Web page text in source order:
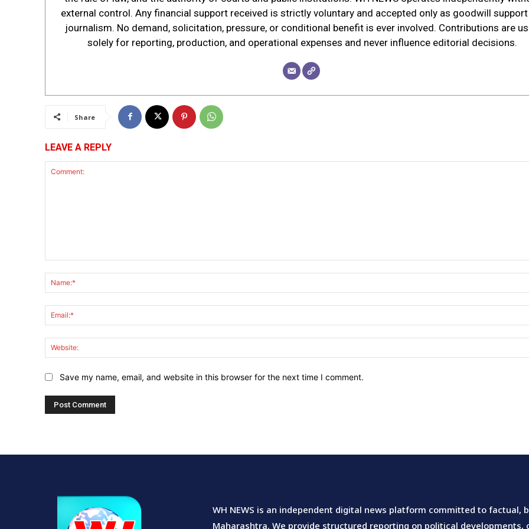
external control. Any financial support received is strictly voluntary and accepted only as goodwill
journalism. No demand, solicitation, pressure, or conditional benefit is ever involved. Contributions are
solely for reporting, production, and operational expenses and never influence editorial decisions.
Share
LEAVE A REPLY
Save my name, email, and website in this browser for the next time I comment.
WH NEWS is an independent digital news platform committed to factual,
Maharashtra. We provide structured reporting on political